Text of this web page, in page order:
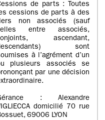
de parts : Toutes
cessions de parts à des
non associés (sauf
entre associés,
ascendant,
sont
à l’agrément d’un
plusieurs associés se
par une décision
: Alexandre
domicilié 70 rue
69006 LYON